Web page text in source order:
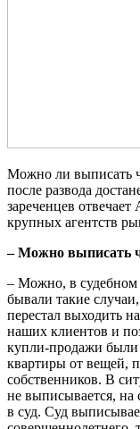
Можно ли выписать
после развода
зареченцев
крупных агентств
– Можно выписать
– Можно, в судебном
бывали такие
перестал выходить
наших клиентов и
купли-продажи были
квартиры от вещей,
собственников. В
не выписывается, на
в суд. Суд